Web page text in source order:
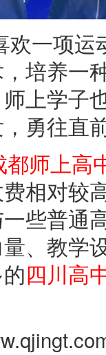
欢一项
培养一
上学子
勇往直
都师上高
相对较
些普通
、教学
四川高